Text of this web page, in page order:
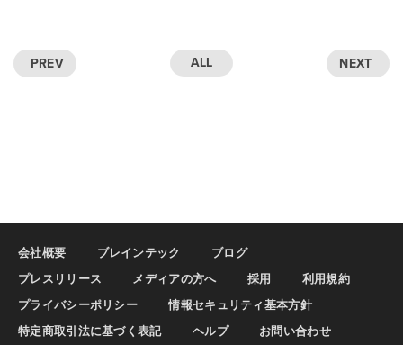
PREV ALL NEXT
会社概要 ブレインテック
ブログ
プレスリリース
メディアの方へ 採用
利用規約
プライバシーポリシー
情報セキュリティ基本方針
特定商取引法に基づく表記
ヘルプ お問い合わせ